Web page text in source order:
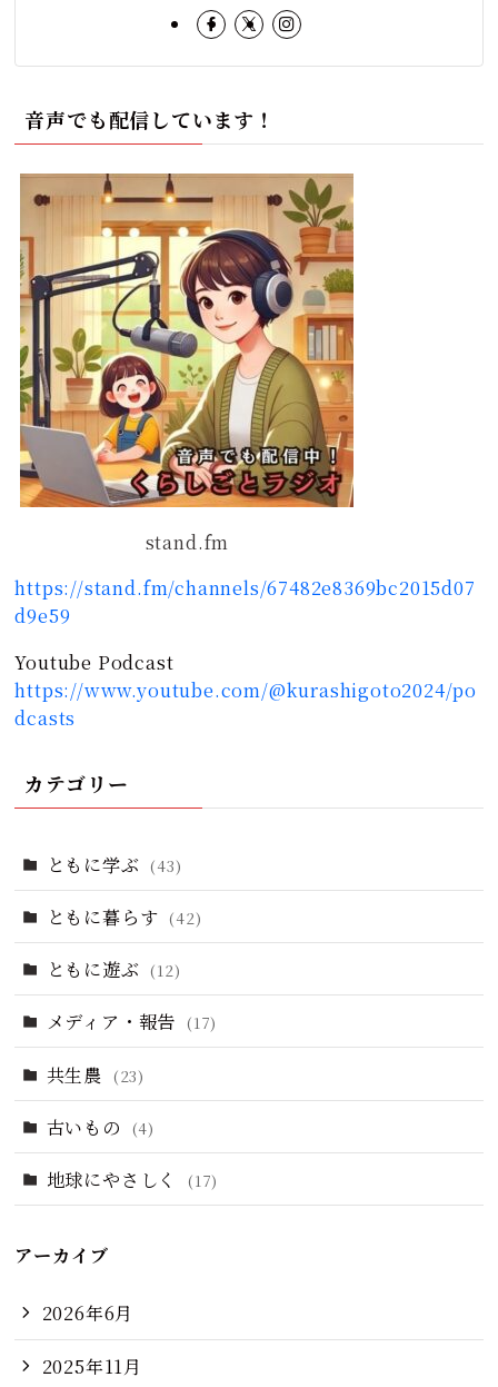
音声でも配信しています！
stand.fm
https://stand.fm/channels/67482e8369bc2015d07
d9e59
Youtube Podcast
https://www.youtube.com/@kurashigoto2024/po
dcasts
カテゴリー
ともに学ぶ (43)
ともに暮らす (42)
ともに遊ぶ (12)
メディア・報告 (17)
共生農 (23)
古いもの (4)
地球にやさしく (17)
アーカイブ
2026年6月
2025年11月